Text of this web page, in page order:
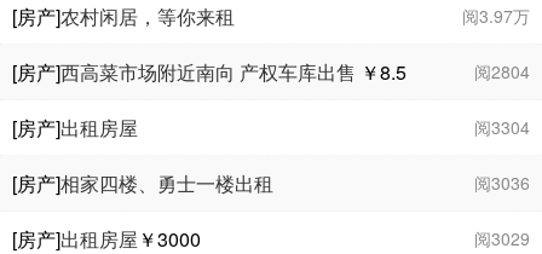
阅3.97万
[房产]农村闲居，等你来租
阅2804
[房产]西高菜市场附近南向 产权车库出售 ￥8.5
万
阅3304
[房产]出租房屋
阅3036
[房产]相家四楼、勇士一楼出租
阅3029
[房产]出租房屋 ￥3000